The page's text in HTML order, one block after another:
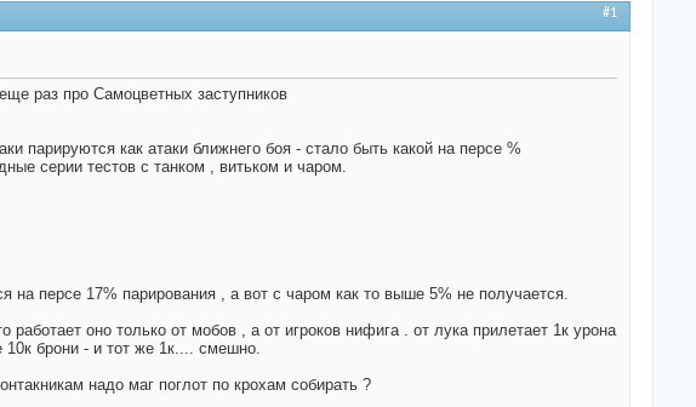
#1
раз про Самоцветных заступников
парируются как атаки ближнего боя - стало быть какой на персе %
серии тестов с танком , витьком и чаром.
персе 17% парирования , а вот с чаром как то выше 5% не получается.
оно только от мобов , а от игроков нифига . от лука прилетает 1к урона
брони - и тот же 1к.... смешно.
надо маг поглот по крохам собирать ?